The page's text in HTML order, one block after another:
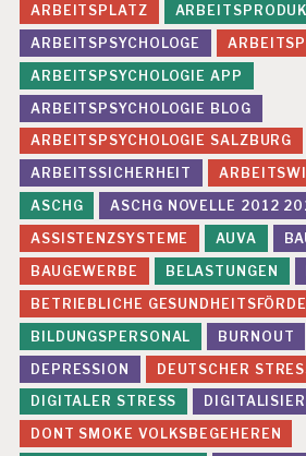
ARBEITSPLATZ
ARBEITSPSYCHOLOGE
ARBEITSPSYCHOLOGIE APP
ARBEITSPSYCHOLOGIE BLOG
ARBEITSPSYCHOLOGIE SALZBURG
ARBEITSSICHERHEIT
ASCHG
ASCHG NOVELLE 2012
ASSISTENZSYSTEME
AUVA
BAUGEWERBE
BELASTUNGEN
BETRIEBLICHE
BILDUNGSPERSONAL
BURNOUT
DEPRESSION
DEUTSCHER
DIGITALER STRESS
DONT SMOKE VOLKSBEGEHEREN